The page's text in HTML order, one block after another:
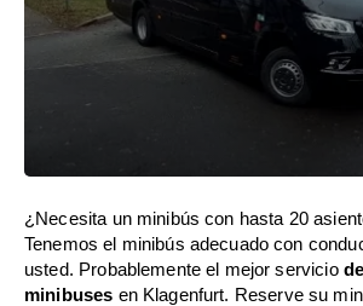
¿Necesita un minibús con hasta 20
Tenemos el minibús adecuado con
usted. Probablemente el mejor servicio
minibuses en Klagenfurt. Reserve su